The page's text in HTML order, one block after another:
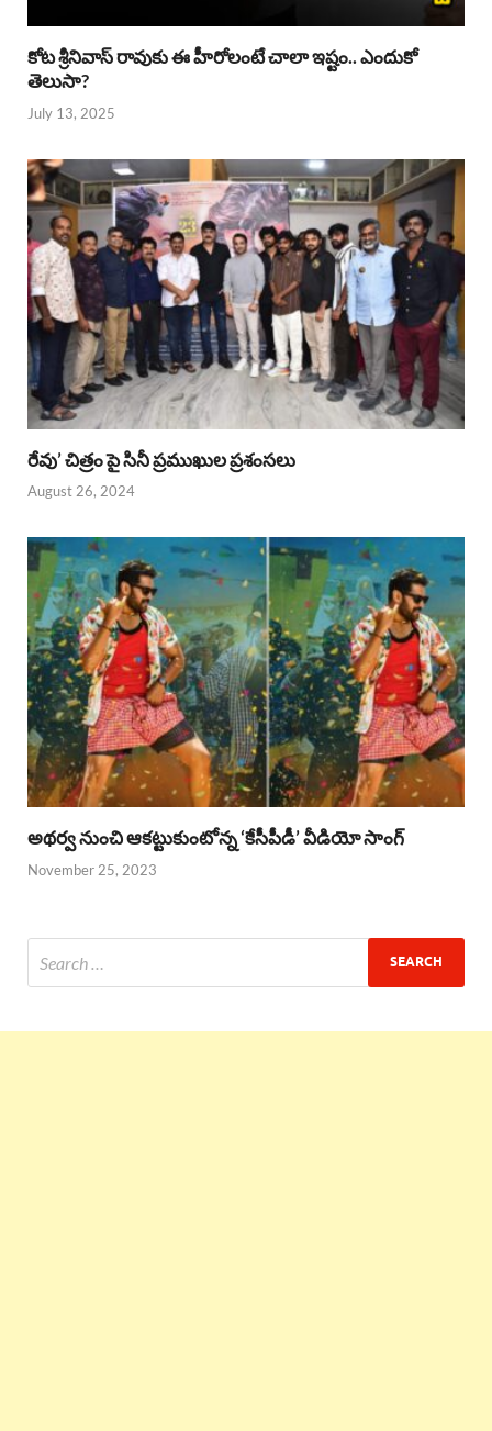
కోట శ్రీనివాస్ రావుకు ఈ హీరోలంటే చాలా ఇష్టం.. ఎందుకో
తెలుసా?
July 13, 2025
రేవు’ చిత్రం పై సినీ ప్రముఖుల ప్రశంసలు
August 26, 2024
అథర్వ నుంచి ఆకట్టుకుంటోన్న ‘కేసీపీడీ’ వీడియో సాంగ్
November 25, 2023